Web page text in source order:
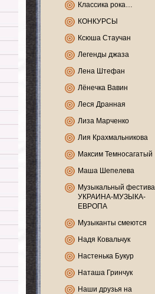
Классика рока…
КОНКУРСЫ
Ксюша Стаучан
Легенды джаза
Лена Штефан
Лёнечка Вавин
Леся Дранная
Лиза Марченко
Лия Крахмальникова
Максим Темносагатый
Маша Шепелева
Музыкальный
УКРАИНА-МУЗЫКА-
ЕВРОПА
Музыканты смеются
Надя Ковальчук
Настенька Букур
Наташа Гринчук
Наши друзья на